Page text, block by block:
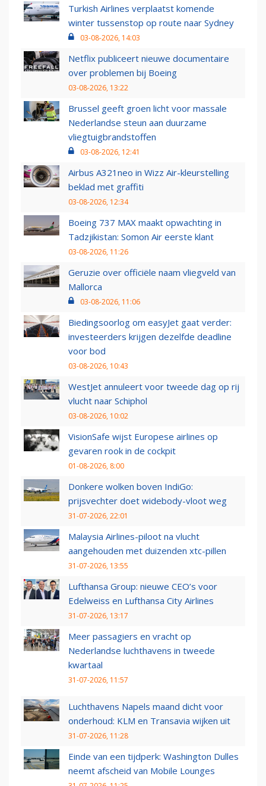
Turkish Airlines verplaatst komende
winter tussenstop op route naar Sydney
03-08-2026, 14:03
Netflix publiceert nieuwe documentaire
over problemen bij Boeing
03-08-2026, 13:22
Brussel geeft groen licht voor massale
Nederlandse steun aan duurzame
vliegtuigbrandstoffen
03-08-2026, 12:41
Airbus A321neo in Wizz Air-kleurstelling
beklad met graffiti
03-08-2026, 12:34
Boeing 737 MAX maakt opwachting in
Tadzjikistan: Somon Air eerste klant
03-08-2026, 11:26
Geruzie over officiële naam vliegveld van
Mallorca
03-08-2026, 11:06
Biedingsoorlog om easyJet gaat verder:
investeerders krijgen dezelfde deadline
voor bod
03-08-2026, 10:43
WestJet annuleert voor tweede dag op rij
vlucht naar Schiphol
03-08-2026, 10:02
VisionSafe wijst Europese airlines op
gevaren rook in de cockpit
01-08-2026, 8:00
Donkere wolken boven IndiGo:
prijsvechter doet widebody-vloot weg
31-07-2026, 22:01
Malaysia Airlines-piloot na vlucht
aangehouden met duizenden xtc-pillen
31-07-2026, 13:55
Lufthansa Group: nieuwe CEO’s voor
Edelweiss en Lufthansa City Airlines
31-07-2026, 13:17
Meer passagiers en vracht op
Nederlandse luchthavens in tweede
kwartaal
31-07-2026, 11:57
Luchthavens Napels maand dicht voor
onderhoud: KLM en Transavia wijken uit
31-07-2026, 11:28
Einde van een tijdperk: Washington Dulles
neemt afscheid van Mobile Lounges